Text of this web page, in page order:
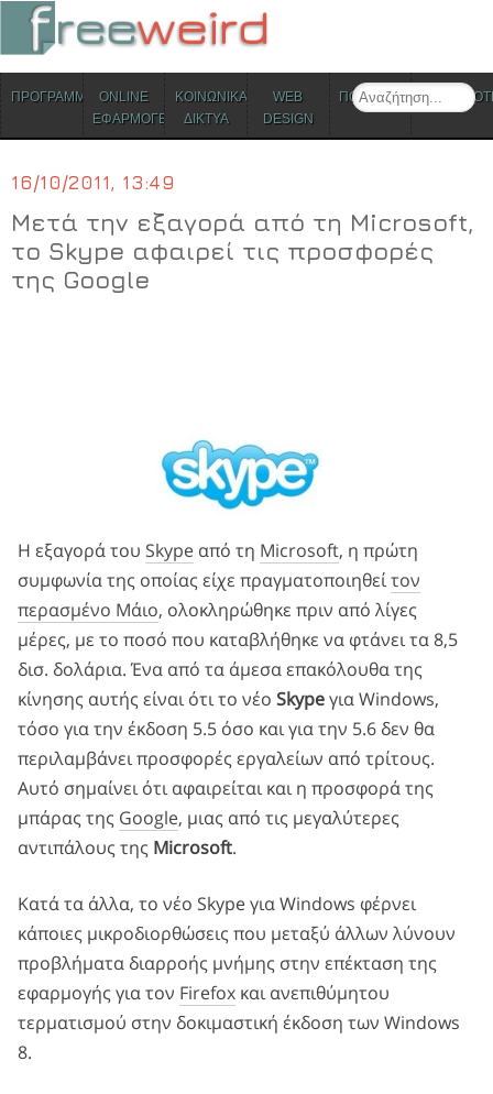
Search
Skip to content
ΠΡΟΓΡΑΜΜΑΤΑONLINE
ΕΦΑΡΜΟΓΕΣ
ΚΟΙΝΩΝΙΚΑ
ΔΙΚΤΥΑ
WEB
DESIGN
ΠΟΛΙΤΙΣΜΟΣ
16/10/2011, 13:49
Μετά την εξαγορά από τη Microsoft,
το Skype αφαιρεί τις προσφορές
της Google
Η εξαγορά του Skype από τη Microsoft, η πρώτη
συμφωνία της οποίας είχε πραγματοποιηθείτον
περασμένο Μάιο, ολοκληρώθηκε πριν από λίγες
μέρες, με το ποσό που καταβλήθηκε να φτάνει τα 8,5
δισ. δολάρια. Ένα από τα άμεσα επακόλουθα της
κίνησης αυτής είναι ότι το νέο Skypeγια Windows,
τόσο για την έκδοση 5.5 όσο και για την 5.6 δεν θα
περιλαμβάνει προσφορές εργαλείων από τρίτους.
Αυτό σημαίνει ότι αφαιρείται και η προσφορά της
μπάρας της Google, μιας από τις μεγαλύτερες
αντιπάλους της Microsoft.
Κατά τα άλλα, το νέο Skype για Windows φέρνει
κάποιες μικροδιορθώσεις που μεταξύ άλλων λύνουν
προβλήματα διαρροής μνήμης στην επέκταση της
εφαρμογής για τον Firefox και ανεπιθύμητου
τερματισμού στην δοκιμαστική έκδοση των Windows
8.